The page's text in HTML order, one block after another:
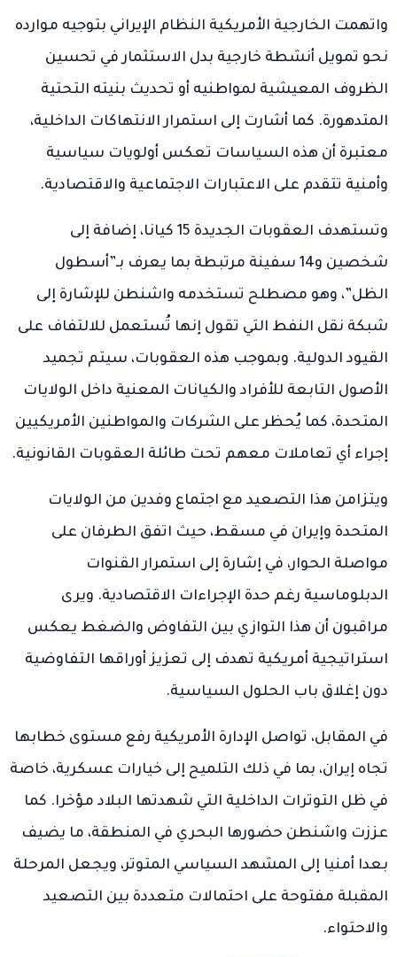
واتهمت الخارجية الأمريكية النظام الإيراني بتوجيه موارده
نحو تمويل أنشطة خارجية بدل الاستثمار في تحسين
الظروف المعيشية لمواطنيه أو تحديث بنيته التحتية
المتدهورة. كما أشارت إلى استمرار الانتهاكات الداخلية،
معتبرة أن هذه السياسات تعكس أولويات سياسية
وأمنية تتقدم على الاعتبارات الاجتماعية والاقتصادية.
وتستهدف العقوبات الجديدة 15 كيانا، إضافة إلى
شخصين و14 سفينة مرتبطة بما يعرف بـ”أسطول
الظل”، وهو مصطلح تستخدمه واشنطن للإشارة إلى
شبكة نقل النفط التي تقول إنها تُستعمل للالتفاف على
القيود الدولية. وبموجب هذه العقوبات، سيتم تجميد
الأصول التابعة للأفراد والكيانات المعنية داخل الولايات
المتحدة، كما يُحظر على الشركات والمواطنين الأمريكيين
إجراء أي تعاملات معهم تحت طائلة العقوبات القانونية.
ويتزامن هذا التصعيد مع اجتماع وفدين من الولايات
المتحدة وإيران في مسقط، حيث اتفق الطرفان على
مواصلة الحوار، في إشارة إلى استمرار القنوات
الدبلوماسية رغم حدة الإجراءات الاقتصادية. ويرى
مراقبون أن هذا التوازي بين التفاوض والضغط يعكس
استراتيجية أمريكية تهدف إلى تعزيز أوراقها التفاوضية
دون إغلاق باب الحلول السياسية.
في المقابل، تواصل الإدارة الأمريكية رفع مستوى خطابها
تجاه إيران، بما في ذلك التلميح إلى خيارات عسكرية، خاصة
في ظل التوترات الداخلية التي شهدتها البلاد مؤخرا. كما
عززت واشنطن حضورها البحري في المنطقة، ما يضيف
بعدا أمنيا إلى المشهد السياسي المتوتر، ويجعل المرحلة
المقبلة مفتوحة على احتمالات متعددة بين التصعيد
والاحتواء.